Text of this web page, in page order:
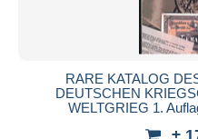
RARE KATALOG
DEUTSCHEN
WELTGRIEG 1.
±